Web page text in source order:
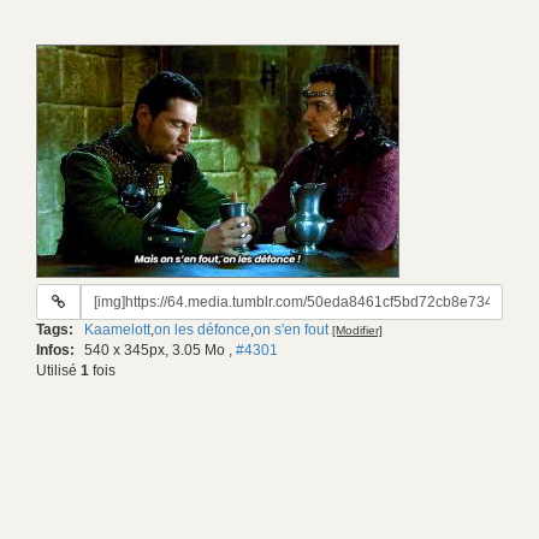
URL
gif:
Tags: Kaamelott,on les défonce,on s'en fout [Modifier]
Infos: 540 x 345px, 3.05 Mo , #4301
Utilisé 1 fois